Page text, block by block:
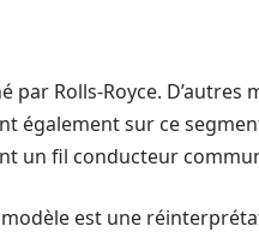
Rolls-Royce. D’autres
également sur ce
un fil conducteur commun
modèle est une